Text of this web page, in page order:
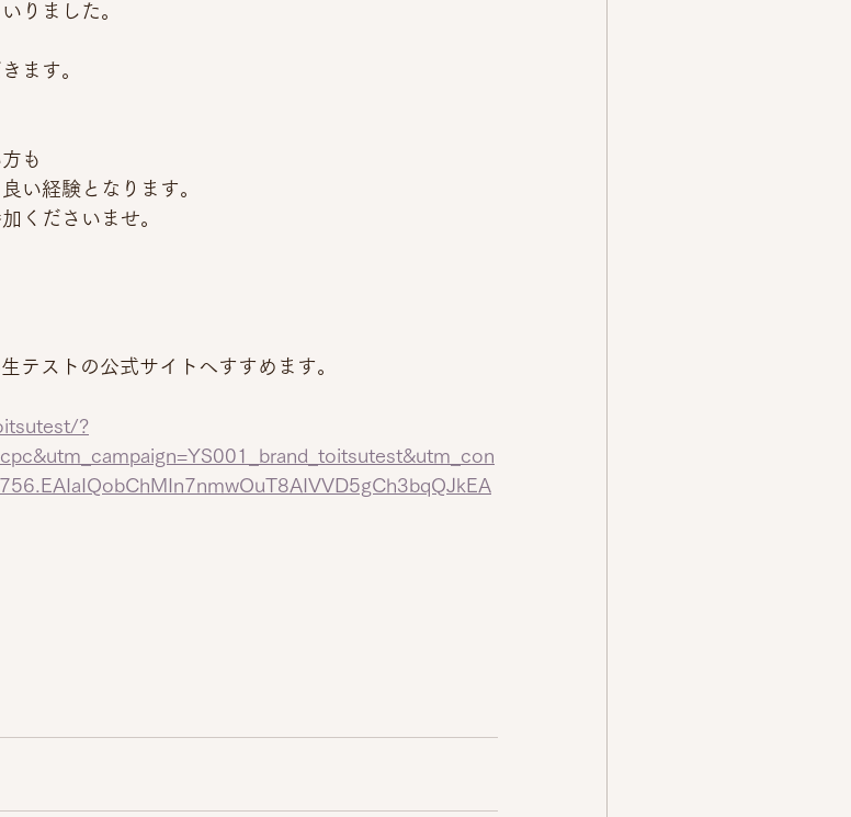
りました。
ます。
も
い経験となります。
くださいませ。
テストの公式サイトへすすめます。
?